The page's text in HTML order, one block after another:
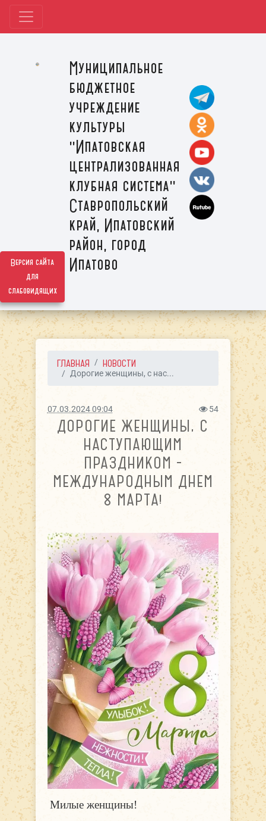
Версия сайта
для
слабовидящих
Муниципальное
бюджетное
учреждение
культуры
"Ипатовская
централизованная
клубная система"
Ставропольский
край, Ипатовский
район, город
Ипатово
ГЛАВНАЯ НОВОСТИ
Дорогие женщины, с нас...
07.03.2024 09:04 54
ДОРОГИЕ ЖЕНЩИНЫ, С
НАСТУПАЮЩИМ
ПРАЗДНИКОМ -
МЕЖДУНАРОДНЫМ ДНЕМ
8 МАРТА!
Милые женщины!